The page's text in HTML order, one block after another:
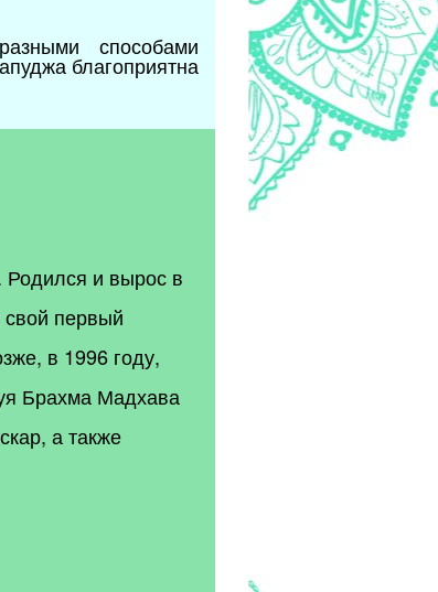
способами
благоприятна
и вырос в
первый
в 1996 году,
Брахма Мадхава
а также